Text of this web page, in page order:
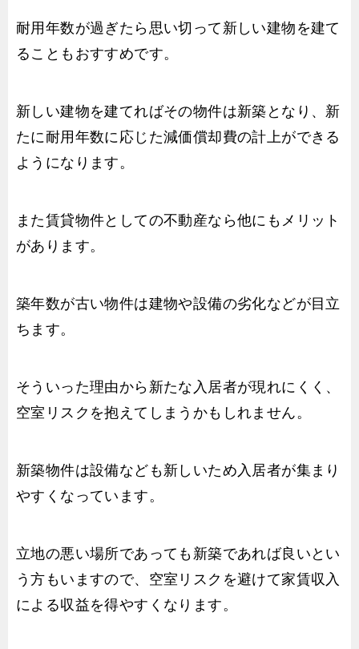
耐用年数が過ぎたら思い切って新しい建物を建て
ることもおすすめです。
新しい建物を建てればその物件は新築となり、新
たに耐用年数に応じた減価償却費の計上ができる
ようになります。
また賃貸物件としての不動産なら他にもメリット
があります。
築年数が古い物件は建物や設備の劣化などが目立
ちます。
そういった理由から新たな入居者が現れにくく、
空室リスクを抱えてしまうかもしれません。
新築物件は設備なども新しいため入居者が集まり
やすくなっています。
立地の悪い場所であっても新築であれば良いとい
う方もいますので、空室リスクを避けて家賃収入
による収益を得やすくなります。